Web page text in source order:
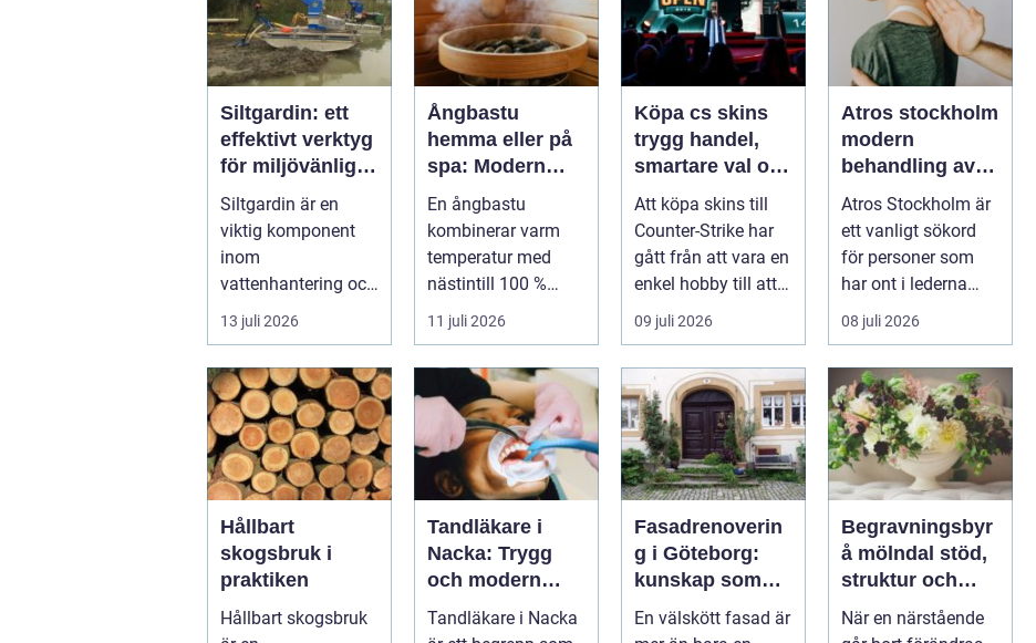
Siltgardin: ett
effektivt verktyg
för miljövänlig
vattenhantering
Siltgardin är en
viktig komponent
inom
vattenhantering och
miljöskydd, särskilt i
verksamheter som
i...
13 juli 2026
Ångbastu
hemma eller på
spa: Modern
återhämtning
med uråldrig
logik
En ångbastu
kombinerar varm
temperatur med
nästintill 100 %
luftfuktighet för att
sk...
11 juli 2026
Köpa cs skins
trygg handel,
smartare val och
bättre affärer
Att köpa skins till
Counter-Strike har
gått från att vara en
enkel hobby till att
bli en egen liten ...
09 juli 2026
Atros stockholm
modern
behandling av
ledbesvär i
huvudstaden
Atros Stockholm är
ett vanligt sökord
för personer som
har ont i lederna
och letar efter hjälp
i huv...
08 juli 2026
Hållbart
skogsbruk i
praktiken
Hållbart skogsbruk
Tandläkare i
Nacka: Trygg
och modern
tandvård nära
dig
Tandläkare i Nacka
Fasadrenoverin
g i Göteborg:
kunskap som
lönar sig på lång
En välskött fasad är
Begravningsbyr
å mölndal stöd,
struktur och
omsorg när livet
förändras
När en närstående